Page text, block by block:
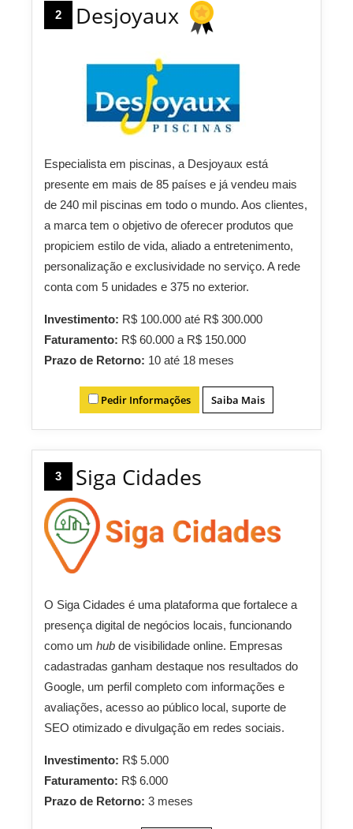
2 Desjoyaux
Especialista em piscinas, a Desjoyaux está
presente em mais de 85 países e já vendeu mais
de 240 mil piscinas em todo o mundo. Aos clientes,
a marca tem o objetivo de oferecer produtos que
propiciem estilo de vida, aliado a entretenimento,
personalização e exclusividade no serviço. A rede
conta com 5 unidades e 375 no exterior.
Investimento: R$ 100.000 até R$ 300.000
Faturamento: R$ 60.000 a R$ 150.000
Prazo de Retorno: 10 até 18 meses
Pedir Informações Saiba Mais
3 Siga Cidades
O Siga Cidades é uma plataforma que fortalece a
presença digital de negócios locais, funcionando
como um hub de visibilidade online. Empresas
cadastradas ganham destaque nos resultados do
Google, um perfil completo com informações e
avaliações, acesso ao público local, suporte de
SEO otimizado e divulgação em redes sociais.
Investimento: R$ 5.000
Faturamento: R$ 6.000
Prazo de Retorno: 3 meses